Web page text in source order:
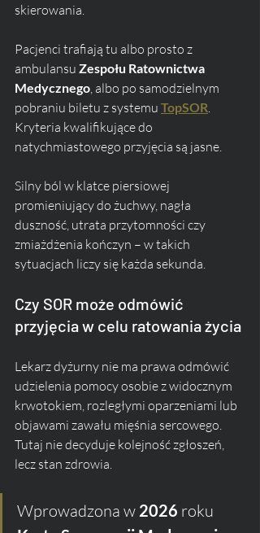
skierowania.
Pacjenci trafiają tu albo prosto z
ambulansu Zespołu Ratownictwa
Medycznego, albo po samodzielnym
pobraniu biletu z systemu TopSOR.
Kryteria kwalifikujące do
natychmiastowego przyjęcia są jasne.
Silny ból w klatce piersiowej
promieniujący do żuchwy, nagła
duszność, utrata przytomności czy
zmiażdżenia kończyn – w takich
sytuacjach liczy się każda sekunda.
Czy SOR może odmówić
przyjęcia w celu ratowania życia
Lekarz dyżurny nie ma prawa odmówić
udzielenia pomocy osobie z widocznym
krwotokiem, rozległymi oparzeniami lub
objawami zawału mięśnia sercowego.
Tutaj nie decyduje kolejność zgłoszeń,
lecz stan zdrowia.
Wprowadzona w 2026 roku